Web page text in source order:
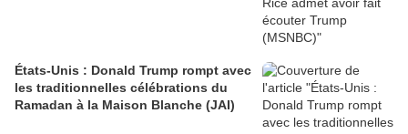
États-Unis : Donald Trump rompt avec
les traditionnelles célébrations du
Ramadan à la Maison Blanche (JAI)